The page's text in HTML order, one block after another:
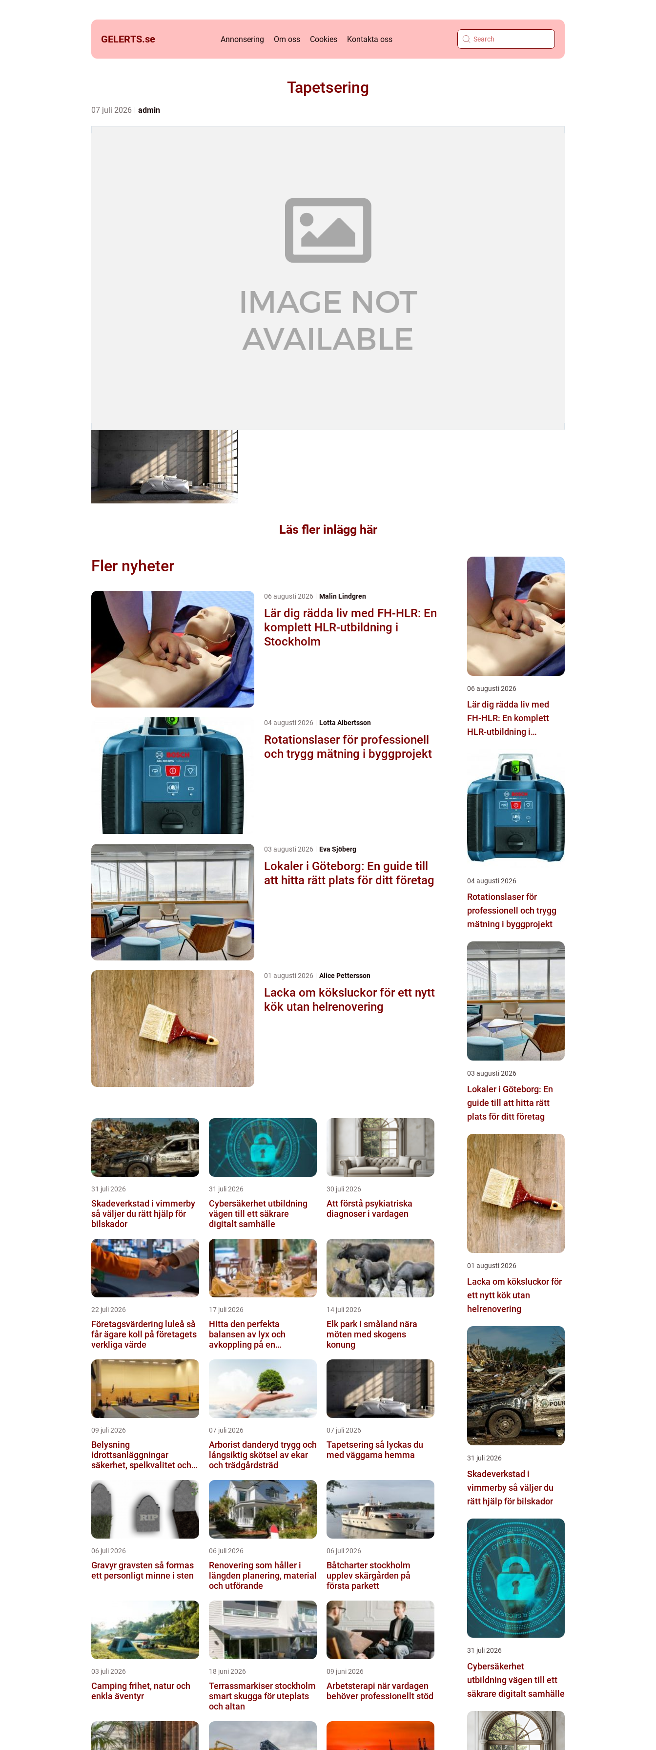
GELERTS.se Annonsering Om oss Cookies Kontakta oss
Tapetsering
07 juli 2026 admin
Läs fler inlägg här
Fler nyheter
06 augusti 2026 Malin Lindgren
Lär dig rädda liv med FH-HLR: En
komplett HLR-utbildning i
Stockholm
04 augusti 2026 Lotta Albertsson
Rotationslaser för professionell
och trygg mätning i byggprojekt
03 augusti 2026 Eva Sjöberg
Lokaler i Göteborg: En guide till
att hitta rätt plats för ditt företag
01 augusti 2026 Alice Pettersson
Lacka om köksluckor för ett nytt
kök utan helrenovering
31 juli 2026
Skadeverkstad i vimmerby
så väljer du rätt hjälp för
bilskador
31 juli 2026
Cybersäkerhet utbildning
vägen till ett säkrare
digitalt samhälle
30 juli 2026
Att förstå psykiatriska
diagnoser i vardagen
22 juli 2026
Företagsvärdering luleå så
får ägare koll på företagets
verkliga värde
17 juli 2026
Hitta den perfekta
balansen av lyx och
avkoppling på en
14 juli 2026
Elk park i småland nära
möten med skogens
konung
09 juli 2026
Belysning
idrottsanläggningar
säkerhet, spelkvalitet och
07 juli 2026
Arborist danderyd trygg och
långsiktig skötsel av ekar
och trädgårdsträd
07 juli 2026
Tapetsering så lyckas du
med väggarna hemma
06 juli 2026
Gravyr gravsten så formas
ett personligt minne i sten
06 juli 2026
Renovering som håller i
längden planering, material
och utförande
06 juli 2026
Båtcharter stockholm
upplev skärgården på
första parkett
03 juli 2026
Camping frihet, natur och
enkla äventyr
18 juni 2026
Terrassmarkiser stockholm
smart skugga för uteplats
och altan
09 juni 2026
Arbetsterapi när vardagen
behöver professionellt stöd
06 augusti 2026
Lär dig rädda liv med
FH-HLR: En komplett
HLR-utbildning i
04 augusti 2026
Rotationslaser för
professionell och trygg
mätning i byggprojekt
03 augusti 2026
Lokaler i Göteborg: En
guide till att hitta rätt
plats för ditt företag
01 augusti 2026
Lacka om köksluckor för
ett nytt kök utan
helrenovering
31 juli 2026
Skadeverkstad i
vimmerby så väljer du
rätt hjälp för bilskador
31 juli 2026
Cybersäkerhet
utbildning vägen till ett
säkrare digitalt samhälle